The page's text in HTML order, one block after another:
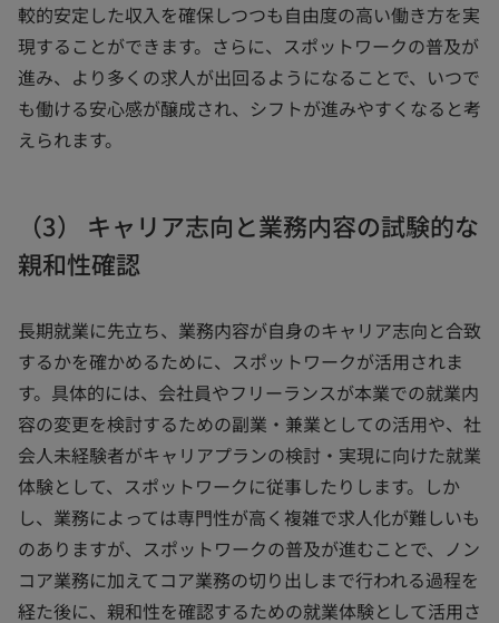
較的安定した収入を確保しつつも自由度の高い働き方を実
現することができます。さらに、スポットワークの普及が
進み、より多くの求人が出回るようになることで、いつで
も働ける安心感が醸成され、シフトが進みやすくなると考
えられます。
（3） キャリア志向と業務内容の試験的な
親和性確認
長期就業に先立ち、業務内容が自身のキャリア志向と合致
するかを確かめるために、スポットワークが活用されま
す。具体的には、会社員やフリーランスが本業での就業内
容の変更を検討するための副業・兼業としての活用や、社
会人未経験者がキャリアプランの検討・実現に向けた就業
体験として、スポットワークに従事したりします。しか
し、業務によっては専門性が高く複雑で求人化が難しいも
のありますが、スポットワークの普及が進むことで、ノン
コア業務に加えてコア業務の切り出しまで行われる過程を
経た後に、親和性を確認するための就業体験として活用さ